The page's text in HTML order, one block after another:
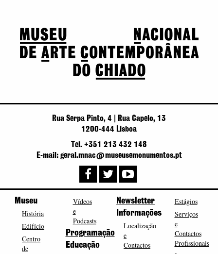
Rua Serpa Pinto, 4 | Rua Capelo, 13
1200-444 Lisboa
Tel. +351 213 432 148
E-mail: geral.mnac@museusemonumentos.pt
Museu
História
Edifício
Centro
de
Vídeos
e
Podcasts
Programação
Educação
Newsletter
Informações
Localização
e
Contactos
Estágios
Serviços
e
Contactos
Profissionais